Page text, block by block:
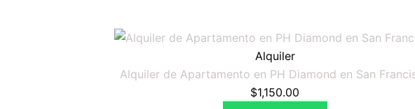
Alquiler
Alquiler de Apartamento en PH Diamond en San
$1,150.00